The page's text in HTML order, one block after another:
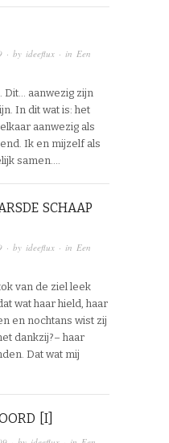
· byideeflux · inEen
Dit… aanwezig zijn
In dit wat is: het
aanwezig als
Ik en mijzelf als
samen….
SCHAAP
· by ideeflux · in Een
van de ziel leek
wat haar hield, haar
en nochtans wist zij
dankzij?– haar
Dat wat mij
[I]